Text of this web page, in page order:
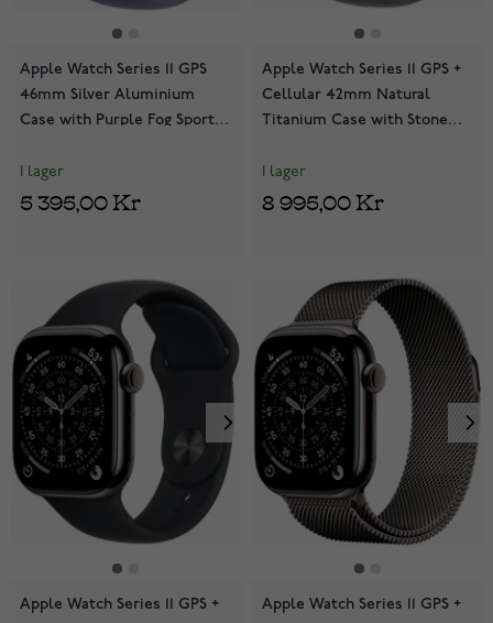
Apple Watch Series 11 GPS
46mm Silver Aluminium
Case with Purple Fog Sport
I lager
5 395,00 Kr
Apple Watch Series 11 GPS +
Cellular 42mm Natural
Titanium Case with Stone
MF8M4QN/A
I lager
8 995,00 Kr
Apple Watch Series 11 GPS +
Apple Watch Series 11 GPS +